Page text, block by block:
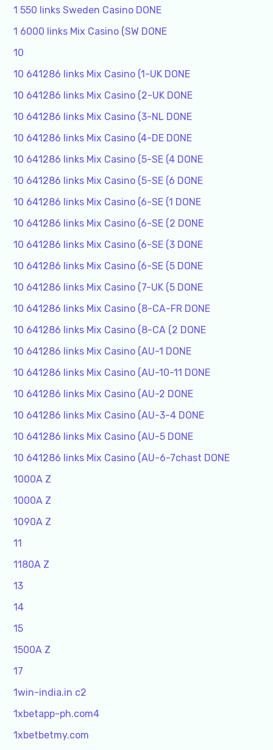
1 550 links Sweden Casino DONE
1 6000 links Mix Casino (SW DONE
10
10 641286 links Mix Casino (1-UK DONE
10 641286 links Mix Casino (2-UK DONE
10 641286 links Mix Casino (3-NL DONE
10 641286 links Mix Casino (4-DE DONE
10 641286 links Mix Casino (5-SE (4 DONE
10 641286 links Mix Casino (5-SE (6 DONE
10 641286 links Mix Casino (6-SE (1 DONE
10 641286 links Mix Casino (6-SE (2 DONE
10 641286 links Mix Casino (6-SE (3 DONE
10 641286 links Mix Casino (6-SE (5 DONE
10 641286 links Mix Casino (7-UK (5 DONE
10 641286 links Mix Casino (8-CA-FR DONE
10 641286 links Mix Casino (8-CA (2 DONE
10 641286 links Mix Casino (AU-1 DONE
10 641286 links Mix Casino (AU-10-11 DONE
10 641286 links Mix Casino (AU-2 DONE
10 641286 links Mix Casino (AU-3-4 DONE
10 641286 links Mix Casino (AU-5 DONE
10 641286 links Mix Casino (AU-6-7chast DONE
1000A Z
1000A Z
1090A Z
11
1180A Z
13
14
15
1500A Z
17
1win-india.in c2
1xbetapp-ph.com4
1xbetbetmy.com